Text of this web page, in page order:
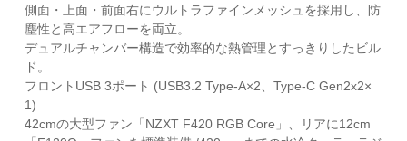
側面・上面・前面右にウルトラファインメッシュを採用し、防
塵性と高エアフローを両立。
デュアルチャンバー構造で効率的な熱管理とすっきりしたビル
ド。
フロントUSB 3ポート (USB3.2 Type-A×2、Type-C Gen2x2×
1)
42cmの大型ファン「NZXT F420 RGB Core」、リアに12cm